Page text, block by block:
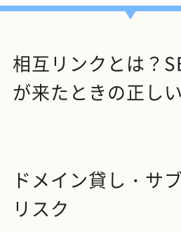
相互リンクとは？
が来たときの正し
ドメイン貸し・サ
リスク